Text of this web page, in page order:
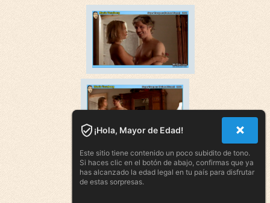
¡Hola, Mayor de Edad!
Este sitio tiene contenido un poco subidito de tono.
Si haces clic en el botón de abajo, confirmas que ya
has alcanzado la edad legal en tu país para disfrutar
de estas sorpresas.